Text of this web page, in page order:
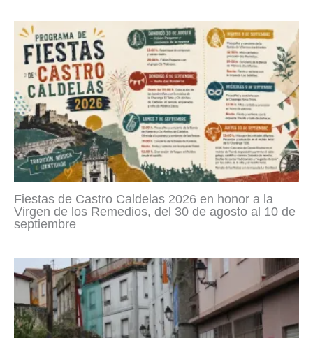
Fiestas de Castro Caldelas 2026 en honor a la
Virgen de los Remedios, del 30 de agosto al 10 de
septiembre